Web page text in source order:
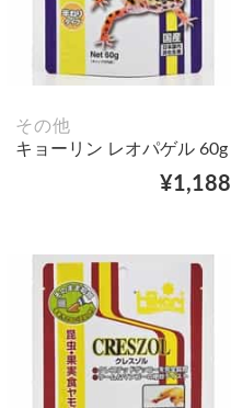
その他
キョーリン レオパゲル 60g
¥1,188